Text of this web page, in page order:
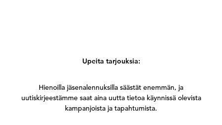
Upeita tarjouksia:
Hienoilla jäsenalennuksilla säästät enemmän, ja
uutiskirjeestämme saat aina uutta tietoa käynnissä olevista
kampanjoista ja tapahtumista.